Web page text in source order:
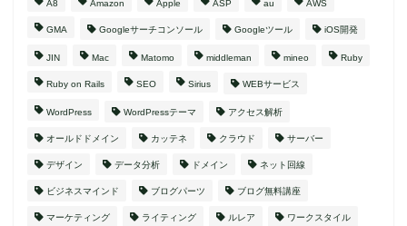
A8 Amazon Apple ASP au AWS
GMA Googleサーチコンソール Googleツール iOS開発
JIN Mac Matomo middleman mineo Ruby
Ruby on Rails SEO Sirius WEBサービス
WordPress WordPressテーマ アクセス解析
オールドドメイン カッテネ クラウド サーバー
デザイン データ分析 ドメイン ネット回線
ビジネスマインド ブログパーツ ブログ無料講座
マーケティング ライティング ルレア ワークスタイル